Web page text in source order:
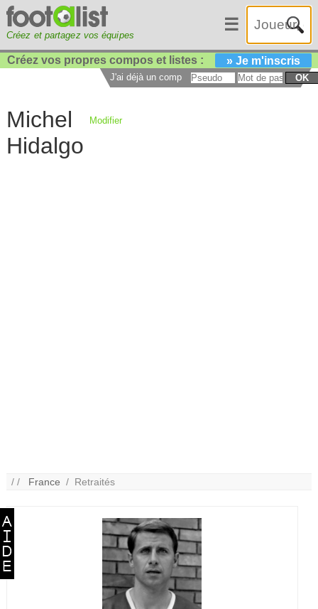
Créez et partagez vos équipes
☰
Créez vos propres compos et listes : » Je m'inscris
J'ai déjà un compte : OK
Michel
Hidalgo
Modifier
/ / France / Retraités